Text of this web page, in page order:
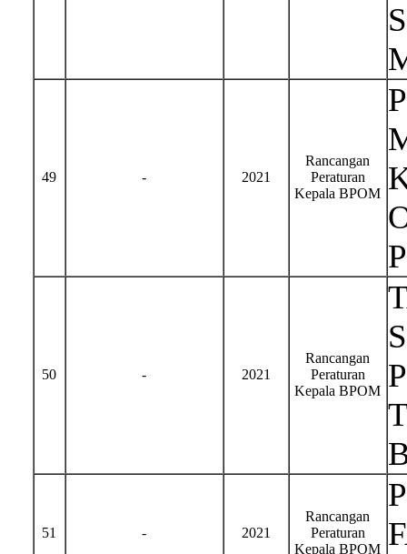
49 - 2021
Rancangan
Peraturan
Kepala BPOM
50 - 2021
Rancangan
Peraturan
Kepala BPOM
51 - 2021
Rancangan
Peraturan
Kepala BPOM